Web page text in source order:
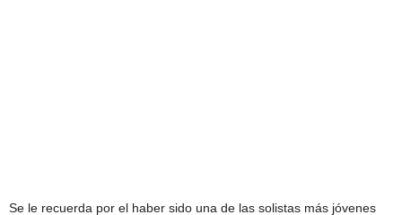
Se le recuerda por el haber sido una de las solistas más jóvenes